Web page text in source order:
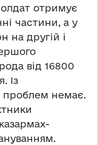
отримує
частини, а у
на другій і
від 16800
Із
проблем немає.